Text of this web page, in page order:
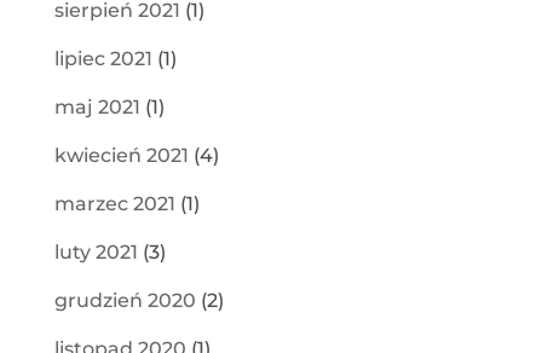
sierpień 2021 (1)
lipiec 2021 (1)
maj 2021 (1)
kwiecień 2021 (4)
marzec 2021 (1)
luty 2021 (3)
grudzień 2020 (2)